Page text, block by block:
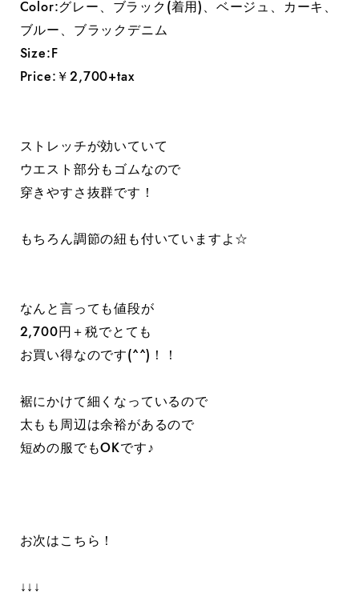
Color:グレー、ブラック(着用)、ベージュ、カーキ、
ブルー、ブラックデニム
Size:F
Price:￥2,700+tax
ストレッチが効いていて
ウエスト部分もゴムなので
穿きやすさ抜群です！
もちろん調節の紐も付いていますよ☆
なんと言っても値段が
2,700円＋税でとても
お買い得なのです(^^)！！
裾にかけて細くなっているので
太もも周辺は余裕があるので
短めの服でもOKです♪
お次はこちら！
↓↓↓